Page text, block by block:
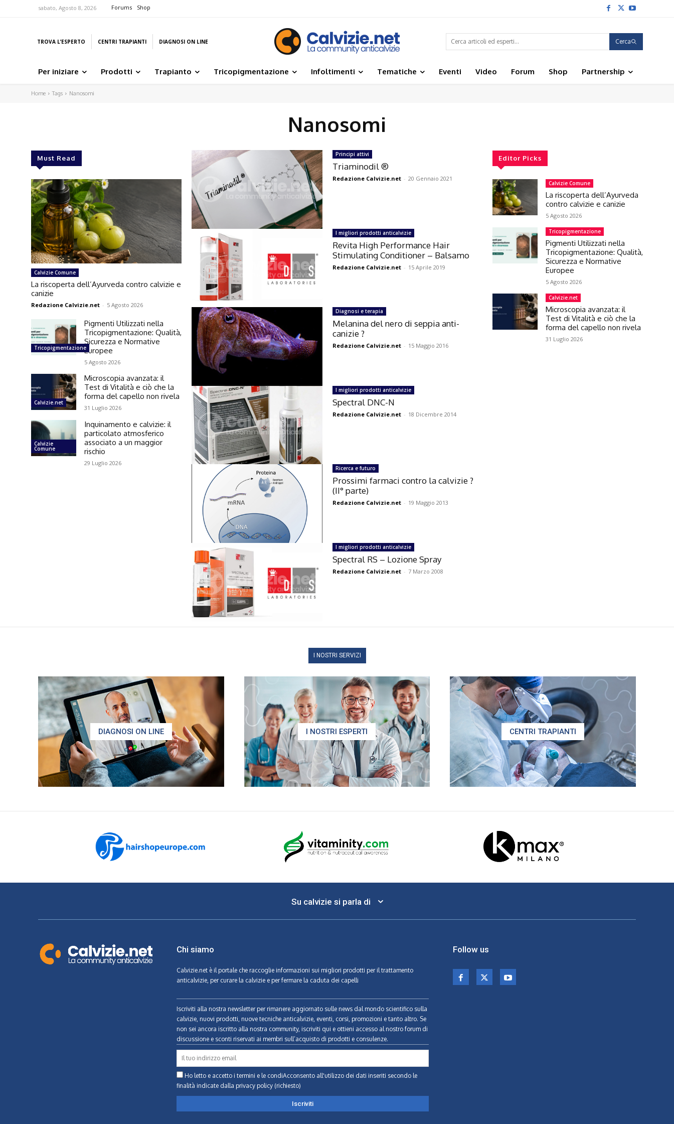
sabato, Agosto 8, 2026 Forums Shop
TROVA L’ESPERTO CENTRI TRAPIANTI DIAGNOSI ON LINE Cerca
Per iniziare Prodotti Trapianto Tricopigmentazione Infoltimenti Tematiche Eventi Video Forum Shop Partnership
Home Tags Nanosomi
Nanosomi
Must Read
Calvizie Comune
La riscoperta dell’Ayurveda contro calvizie e
canizie
Redazione Calvizie.net - 5 Agosto 2026
Tricopigmentazione
Pigmenti Utilizzati nella
Tricopigmentazione: Qualità,
Sicurezza e Normative
Europee
5 Agosto 2026
Calvizie.net
Microscopia avanzata: il
Test di Vitalità e ciò che la
forma del capello non rivela
31 Luglio 2026
Calvizie
Comune
Inquinamento e calvizie: il
particolato atmosferico
associato a un maggior
rischio
29 Luglio 2026
Principi attivi
Triaminodil ®
Redazione Calvizie.net - 20 Gennaio 2021
I migliori prodotti anticalvizie
Revita High Performance Hair
Stimulating Conditioner – Balsamo
Redazione Calvizie.net - 15 Aprile 2019
Diagnosi e terapia
Melanina del nero di seppia anti-
canizie ?
Redazione Calvizie.net - 15 Maggio 2016
I migliori prodotti anticalvizie
Spectral DNC-N
Redazione Calvizie.net - 18 Dicembre 2014
Ricerca e futuro
Prossimi farmaci contro la calvizie ?
(II° parte)
Redazione Calvizie.net - 19 Maggio 2013
I migliori prodotti anticalvizie
Spectral RS – Lozione Spray
Redazione Calvizie.net - 7 Marzo 2008
Editor Picks
Calvizie Comune
La riscoperta dell’Ayurveda
contro calvizie e canizie
5 Agosto 2026
Tricopigmentazione
Pigmenti Utilizzati nella
Tricopigmentazione: Qualità,
Sicurezza e Normative
Europee
5 Agosto 2026
Calvizie.net
Microscopia avanzata: il
Test di Vitalità e ciò che la
forma del capello non rivela
31 Luglio 2026
I NOSTRI SERVIZI
DIAGNOSI ON LINE I NOSTRI ESPERTI CENTRI TRAPIANTI
Su calvizie si parla di
Chi siamo
Calvizie.netè il portale che raccoglie informazioni sui migliori prodotti per il trattamento
anticalvizie, per curare la calvizie e per fermare la caduta dei capelli
Iscriviti alla nostra newsletter per rimanere aggiornato sulle news dal mondo scientifico sulla
calvizie, nuovi prodotti, nuove tecniche anticalvizie, eventi, corsi, promozioni e tanto altro. Se
non sei ancora iscritto alla nostra community, iscriviti qui e ottieni accesso al nostro forum di
discussione e sconti riservati ai membri sull’acquisto di prodotti e consulenze.
Ho letto e accetto i termini e le condiAcconsento all'utilizzo dei dati inseriti secondo le
finalità indicate dalla privacy policy (richiesto)
Follow us